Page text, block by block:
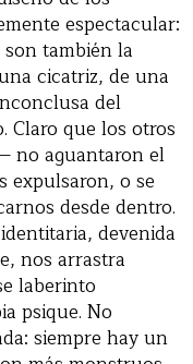
espectacular:
también la
cicatriz, de una
del
Claro que los otros
no aguantaron el
expulsaron, o se
desde dentro.
devenida
nos arrastra
laberinto
psique. No
siempre hay un